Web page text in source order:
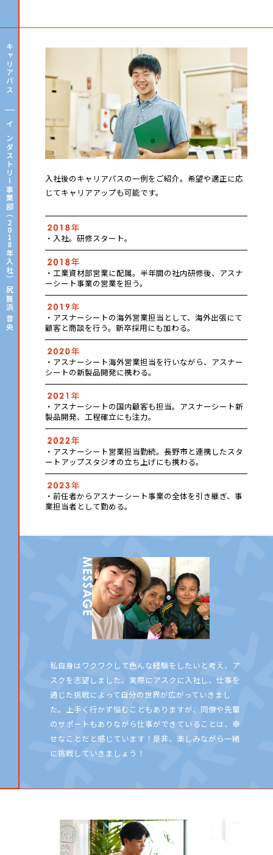
キャリアパス
インダストリー事業部（
2
0
1
8
年入社）
尻無浜 音央
入社後のキャリアパスの一例をご紹介。希望や適正に応
じてキャリアアップも可能です。
・入社。研修スタート。
・工業資材部営業に配属。半年間の社内研修後、アスナ
ーシート事業の営業を担う。
・アスナーシートの海外営業担当として、海外出張にて
顧客と商談を行う。新卒採用にも加わる。
・アスナーシート海外営業担当を行いながら、アスナー
シートの新製品開発に携わる。
・アスナーシートの国内顧客も担当。アスナーシート新
製品開発、工程確立にも注力。
・アスナーシート営業担当勤続。長野市と連携したスタ
ートアップスタジオの立ち上げにも携わる。
・前任者からアスナーシート事業の全体を引き継ぎ、事
業担当者として勤める。
私自身はワクワクして色んな経験をしたいと考え、ア
スクを志望しました。実際にアスクに入社し、仕事を
通じた挑戦によって自分の世界が広がっていきまし
た。上手く行かず悩むこともありますが、同僚や先輩
のサポートもありながら仕事ができていることは、幸
せなことだと感じています！是非、楽しみながら一緒
に挑戦していきましょう！